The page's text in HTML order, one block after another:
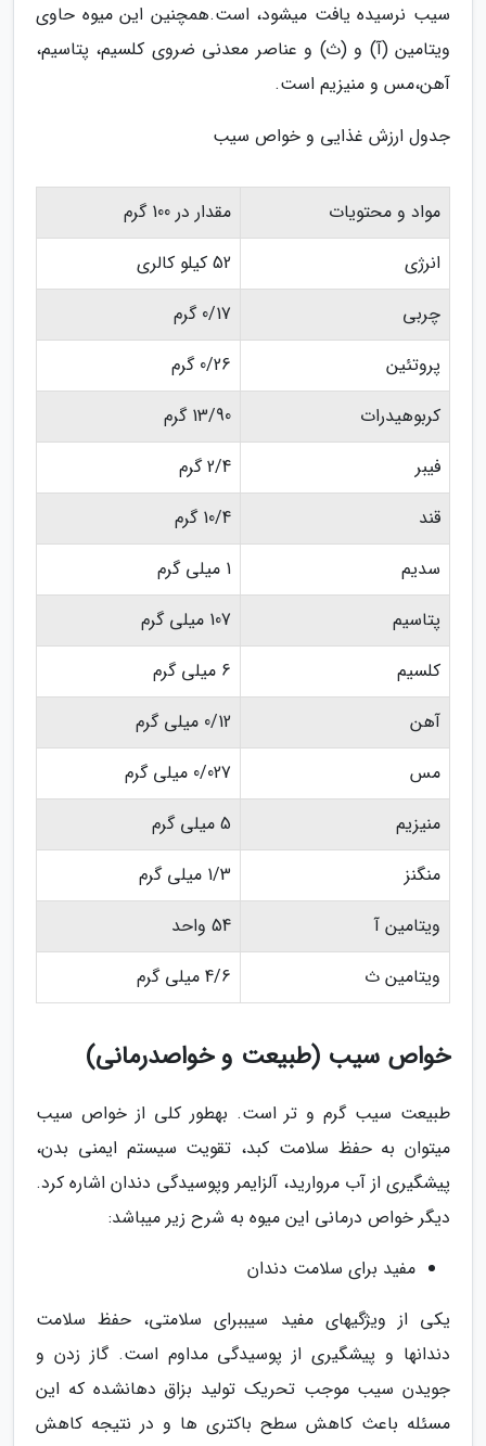
سیب نرسیده یافت میشود، است.همچنین این میوه حاوی
ویتامین (آ) و (ث) و عناصر معدنی ضروی کلسیم، پتاسیم،
آهن،مس و منیزیم است.
جدول ارزش غذایی و خواص سیب
مواد و محتویات
مقدار در 100 گرم
انرژی
52 کیلو کالری
چربی
0/17 گرم
پروتئین
0/26 گرم
کربوهیدرات
13/90 گرم
فیبر
2/4 گرم
قند
10/4 گرم
سدیم
1 میلی گرم
پتاسیم
107 میلی گرم
کلسیم
6 میلی گرم
آهن
0/12 میلی گرم
مس
0/027 میلی گرم
منیزیم
5 میلی گرم
منگنز
1/3 میلی گرم
ویتامین آ
54 واحد
ویتامین ث
4/6 میلی گرم
خواص سیب (طبیعت و خواصدرمانی)
طبیعت سیب گرم و تر است. بهطور کلی از خواص سیب
میتوان به حفظ سلامت کبد، تقویت سیستم ایمنی بدن،
پیشگیری از آب مروارید، آلزایمر وپوسیدگی دندان اشاره کرد.
دیگر خواص درمانی این میوه به شرح زیر میباشد:
مفید برای سلامت دندان
یکی از ویژگیهای مفید سیببرای سلامتی، حفظ سلامت
دندانها و پیشگیری از پوسیدگی مداوم است. گاز زدن و
جویدن سیب موجب تحریک تولید بزاق دهانشده که این
مسئله باعث کاهش سطح باکتری ها و در نتیجه کاهش